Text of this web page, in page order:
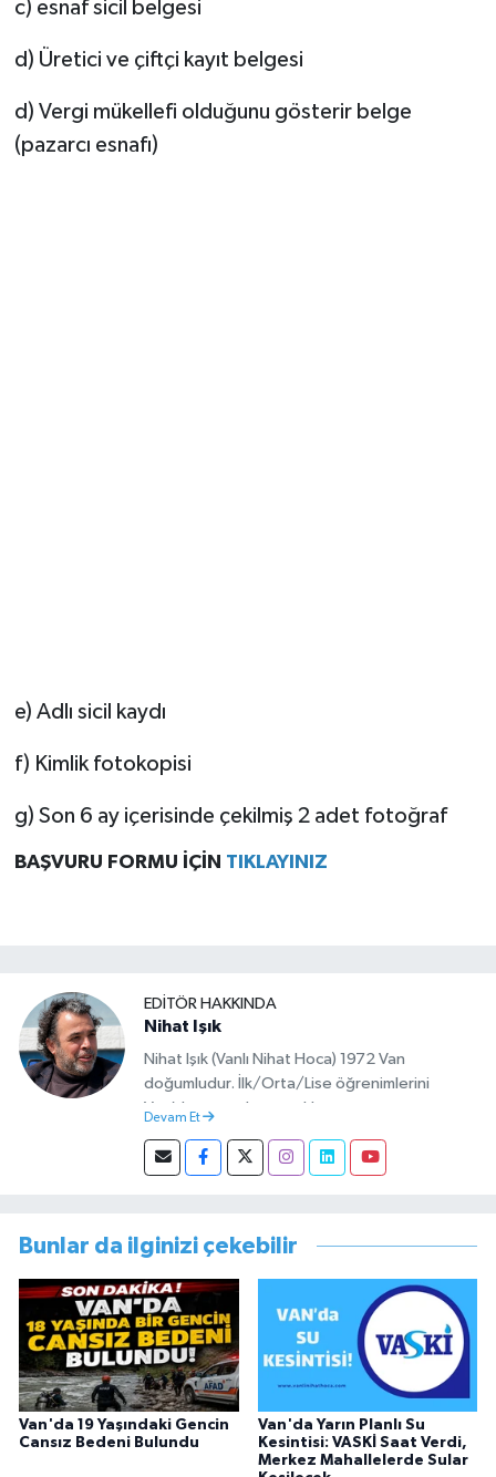
c) esnaf sicil belgesi
d) Üretici ve çiftçi kayıt belgesi
d) Vergi mükellefi olduğunu gösterir belge
(pazarcı esnafı)
e) Adlı sicil kaydı
f) Kimlik fotokopisi
g) Son 6 ay içerisinde çekilmiş 2 adet fotoğraf
BAŞVURU FORMU İÇİN TIKLAYINIZ
EDITÖR HAKKINDA
Nihat Işık
Nihat Işık (Vanlı Nihat Hoca) 1972 Van
doğumludur. İlk/Orta/Lise öğrenimlerini
Van’da tamamlamıştır. Hacettepe mezunu
başlamıştır. Asteğmen olarak yaptığı vatani
görevi dönüşü Van Sosyal Hizmetler İl
görevini yürütürken istifa edip sosyal medyayı
tercih etmiştir.
Devam Et
Bunlar da ilginizi çekebilir
Van'da 19 Yaşındaki Gencin
Cansız Bedeni Bulundu
Van'da Yarın Planlı Su
Kesintisi: VASKİ Saat Verdi,
Merkez Mahallelerde Sular